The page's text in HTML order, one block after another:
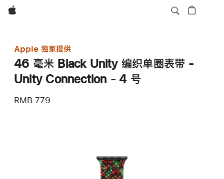
Apple
Apple 独家提供
46 毫米 Black Unity 编织单圈表带 -
Unity Connection - 4 号
RMB 779